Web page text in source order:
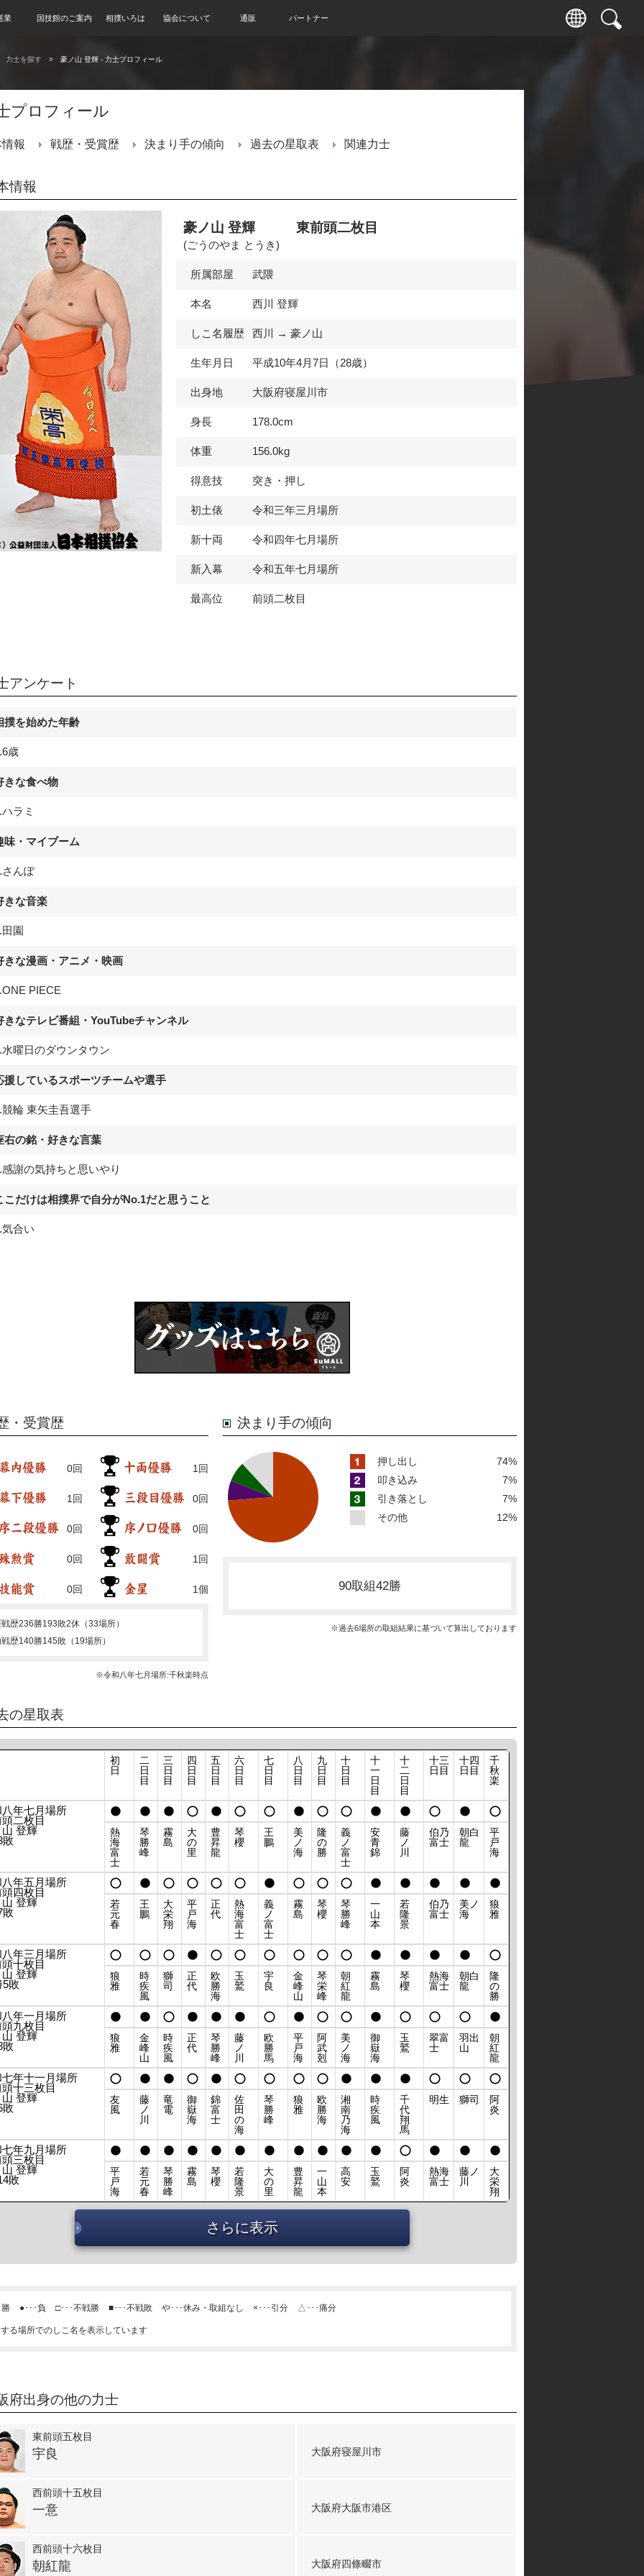
業 国技館のご案内 相撲いろは 協会について 通販 パートナー
力士を探す 豪ノ山 登輝 - 力士プロフィール
プロフィール
報 戦歴・受賞歴 決まり手の傾向 過去の星取表 関連力士
情報
豪ノ山 登輝 東前頭二枚目
(ごうのやま とうき)
所属部屋 武隈
本名 西川 登輝
しこ名履歴 西川 → 豪ノ山
生年月日 平成10年4月7日（28歳）
出身地 大阪府寝屋川市
身長 178.0cm
体重 156.0kg
得意技 突き・押し
初土俵 令和三年三月場所
新十両 令和四年七月場所
新入幕 令和五年七月場所
最高位 前頭二枚目
アンケート
撲を始めた年齢
歳
きな食べ物
ラミ
味・マイブーム
んぽ
きな音楽
園
きな漫画・アニメ・映画
PIECE
きなテレビ番組・YouTubeチャンネル
曜日のダウンタウン
援しているスポーツチームや選手
輪 東矢圭吾選手
右の銘・好きな言葉
謝の気持ちと思いやり
こだけは相撲界で自分がNo.1だと思うこと
合い
・受賞歴
0回 1回
1回 0回
0回 0回
0回 1回
0回 1個
歴236勝193敗2休（33場所）
歴140勝145敗（19場所）
※令和八年七月場所:千秋楽時点
決まり手の傾向
押し出し
74%
叩き込み
7%
引き落とし
7%
その他
12%
90取組42勝
※過去6場所の取組結果に基づいて算出しております
の星取表
初
日
二
日
目
三
日
目
四
日
目
五
日
目
六
日
目
七
日
目
八
日
目
九
日
目
十
日
目
十
一
日
目
十
二
日
目
十三
日目
十四
日目
千
秋
楽
年七月場所
二枚目
登輝
敗
熱
海
富
士
琴
勝
峰
霧
島
大
の
里
豊
昇
龍
琴
櫻
王
鵬
美
ノ
海
隆
の
勝
義
ノ
富
士
安
青
錦
藤
ノ
川
伯乃
富士
朝白
龍
平
戸
海
年五月場所
四枚目
登輝
敗
若
元
春
王
鵬
大
栄
翔
平
戸
海
正
代
熱
海
富
士
義
ノ
富
士
霧
島
琴
櫻
琴
勝
峰
一
山
本
若
隆
景
伯乃
富士
美ノ
海
狼
雅
年三月場所
十枚目
登輝
5敗
狼
雅
時
疾
風
獅
司
正
代
欧
勝
海
玉
鷲
宇
良
金
峰
山
琴
栄
峰
朝
紅
龍
霧
島
琴
櫻
熱海
富士
朝白
龍
隆
の
勝
年一月場所
九枚目
登輝
敗
狼
雅
金
峰
山
時
疾
風
正
代
琴
勝
峰
藤
ノ
川
欧
勝
馬
平
戸
海
阿
武
剋
美
ノ
海
御
嶽
海
玉
鷲
翠富
士
羽出
山
朝
紅
龍
年十一月場所
十三枚目
登輝
敗
友
風
藤
ノ
川
竜
電
御
嶽
海
錦
富
士
佐
田
の
海
琴
勝
峰
狼
雅
欧
勝
海
湘
南
乃
海
時
疾
風
千
代
翔
馬
明生 獅司
阿
炎
年九月場所
三枚目
登輝
敗
平
戸
海
若
元
春
琴
勝
峰
霧
島
琴
櫻
若
隆
景
大
の
里
豊
昇
龍
一
山
本
高
安
玉
鷲
阿
炎
熱海
富士
藤ノ
川
大
栄
翔
さらに表示
●･･･負 □･･･不戦勝 ■･･･不戦敗 や･･･休み・取組なし ×･･･引分 △･･･痛分
る場所でのしこ名を表示しています
府出身の他の力士
東前頭五枚目
宇良 大阪府寝屋川市
西前頭十五枚目
一意 大阪府大阪市港区
西前頭十六枚目
朝紅龍 大阪府四條畷市